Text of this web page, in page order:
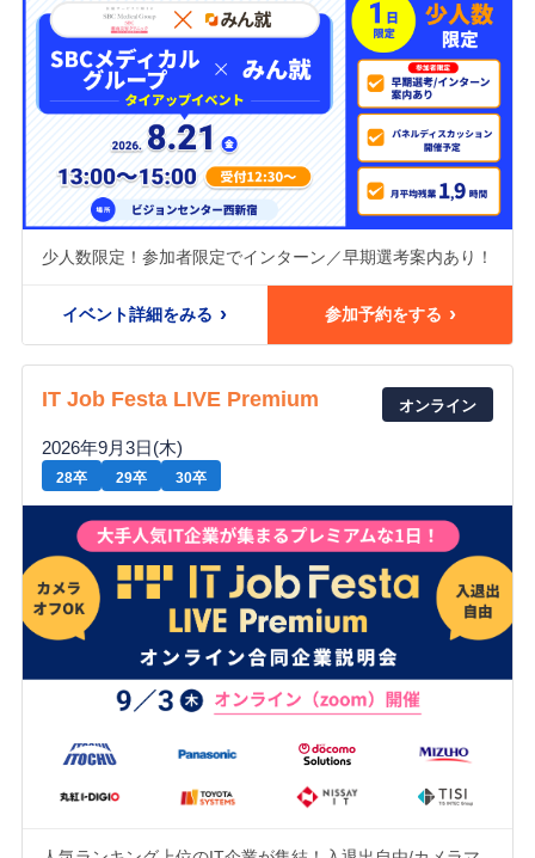
少人数限定！参加者限定でインターン／早期選考案内あり！
イベント詳細をみる 参加予約をする
IT Job Festa LIVE Premium オンライン
2026年9月3日(木)
28卒 29卒 30卒